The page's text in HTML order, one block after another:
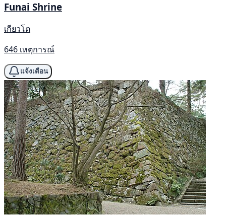
Funai Shrine
เกียวโต
646 เหตุการณ์
แจ้งเตือน